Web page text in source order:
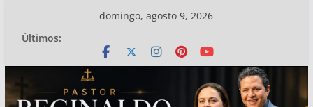
conteúdo
domingo, agosto 9, 2026
Últimos: